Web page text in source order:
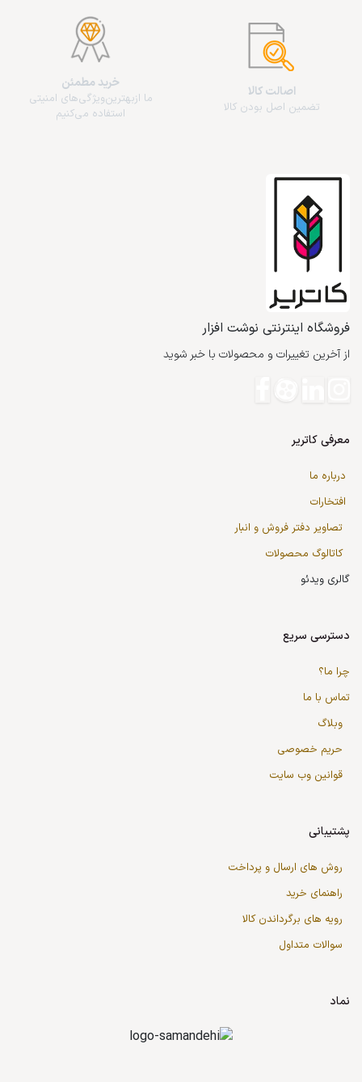
اصالت کالا
تضمین اصل بودن کالا
خرید مطمئن
ما از‌بهترین‌ویژگی‌های امنیتی
استفاده می‌کنیم
فروشگاه اینترنتی نوشت افزار
از آخرین تغییرات و محصولات با خبر شوید
معرفی کاتریر
درباره ما
افتخارات
تصاویر دفتر فروش و انبار
کاتالوگ محصولات
گالری ویدئو
دسترسی سریع
چرا ما؟
تماس با ما
وبلاگ
حریم خصوصی
قوانین وب سایت
پشتیبانی
روش های ارسال و پرداخت
راهنمای خرید
رویه های برگرداندن کالا
سوالات متداول
نماد